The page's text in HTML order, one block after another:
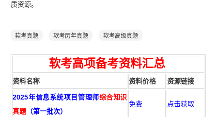
质资源。
软考真题 软考历年真题 软考高级真题
软考高项备考资料汇总
资料名称 资料价格 资源链接
2025年信息系统项目管理师综合知识
真题 （第一批次）
免费 点击获取